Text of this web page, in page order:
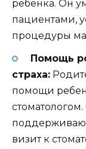
ребенка. Он
пациентами,
процедуры
Помощь
страха:
помощи
визит к